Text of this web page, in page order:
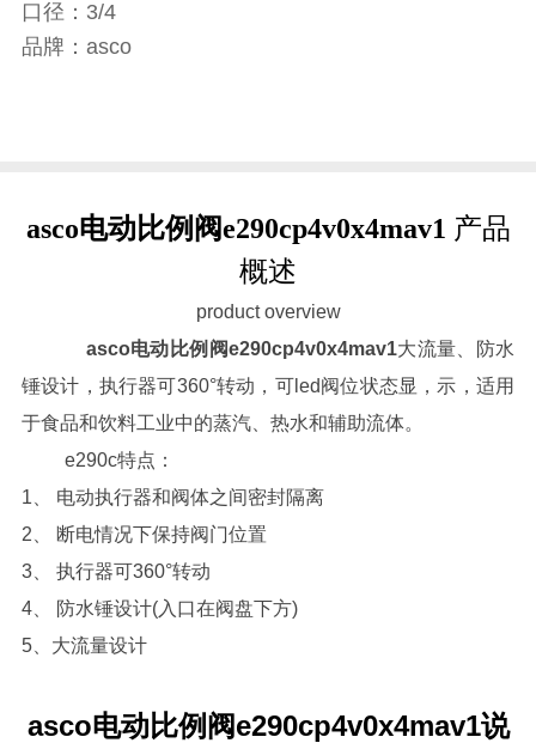
口径：3/4
品牌：asco
asco电动比例阀e290cp4v0x4mav1 产品
概述
product overview
asco电动比例阀e290cp4v0x4mav1大流量、防水
锤设计，执行器可360°转动，可led阀位状态显，示，适用
于食品和饮料工业中的蒸汽、热水和辅助流体。
e290c特点：
1、 电动执行器和阀体之间密封隔离
2、 断电情况下保持阀门位置
3、 执行器可360°转动
4、 防水锤设计(入口在阀盘下方)
5、大流量设计
asco电动比例阀e290cp4v0x4mav1说